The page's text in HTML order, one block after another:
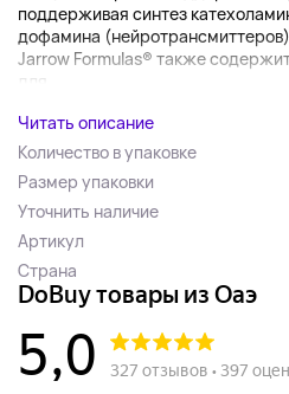
поддерживая синтез
дофамина
Jarrow Formulas® также
для...
Читать описание
Количество в упаковке
Размер упаковки
Уточнить наличие
Артикул
Страна